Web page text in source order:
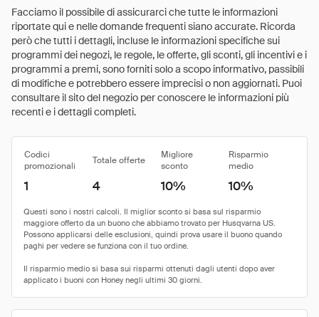
Facciamo il possibile di assicurarci che tutte le informazioni
riportate qui e nelle domande frequenti siano accurate. Ricorda
però che tutti i dettagli, incluse le informazioni specifiche sui
programmi dei negozi, le regole, le offerte, gli sconti, gli incentivi e i
programmi a premi, sono forniti solo a scopo informativo, passibili
di modifiche e potrebbero essere imprecisi o non aggiornati. Puoi
consultare il sito del negozio per conoscere le informazioni più
recenti e i dettagli completi.
Codici
promozionali
Totale offerte
Migliore
sconto
Risparmio
medio
1 4 10% 10%